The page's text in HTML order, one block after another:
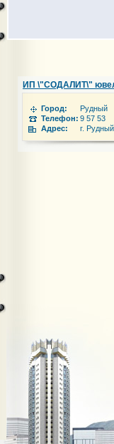
ИП \"СОДАЛИТ\"
Город:
Рудный
Телефон: 9 57 53
Адрес:
г.